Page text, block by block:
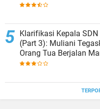
Klarifikasi Kepala
(Part 3): Muliani
Orang Tua Berjalan
Campur Tangan